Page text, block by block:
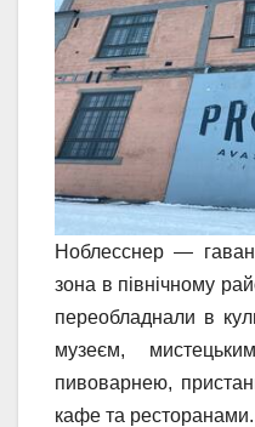
Ноблесснер —
зона в північному
переобладнали в
музеєм,
пивоварнею,
кафе та ресторанами.